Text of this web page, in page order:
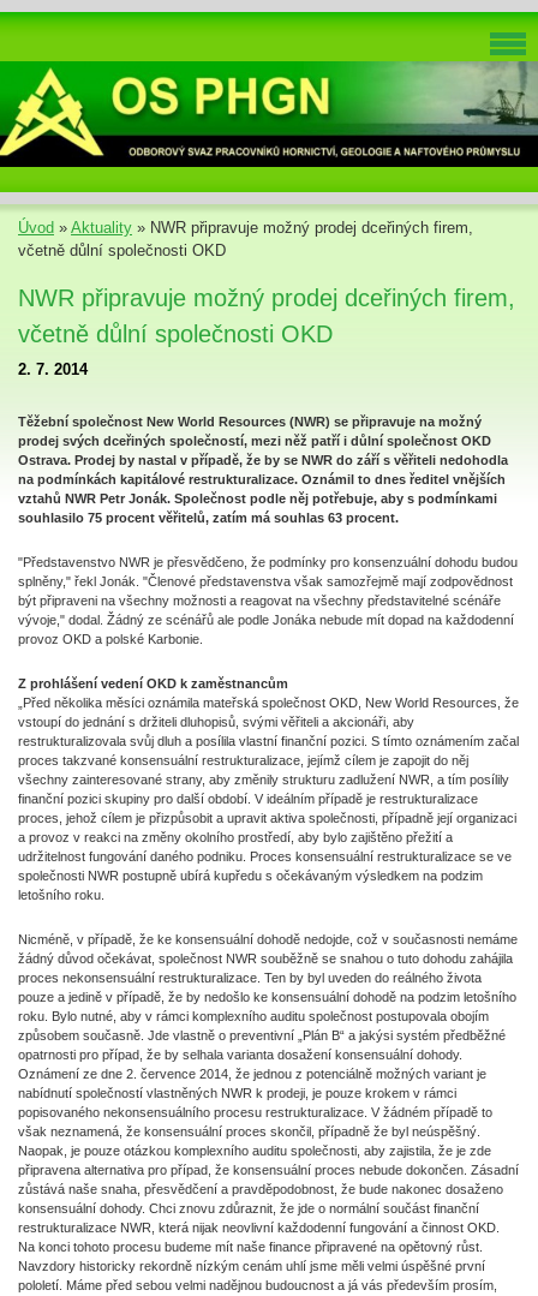
Úvod » Aktuality » NWR připravuje možný prodej dceřiných firem,
včetně důlní společnosti OKD
NWR připravuje možný prodej dceřiných firem,
včetně důlní společnosti OKD
2. 7. 2014
Těžební společnost New World Resources (NWR) se připravuje na možný
prodej svých dceřiných společností, mezi něž patří i důlní společnost OKD
Ostrava. Prodej by nastal v případě, že by se NWR do září s věřiteli nedohodla
na podmínkách kapitálové restrukturalizace. Oznámil to dnes ředitel vnějších
vztahů NWR Petr Jonák. Společnost podle něj potřebuje, aby s podmínkami
souhlasilo 75 procent věřitelů, zatím má souhlas 63 procent.
"Představenstvo NWR je přesvědčeno, že podmínky pro konsenzuální dohodu budou
splněny," řekl Jonák. "Členové představenstva však samozřejmě mají zodpovědnost
být připraveni na všechny možnosti a reagovat na všechny představitelné scénáře
vývoje," dodal. Žádný ze scénářů ale podle Jonáka nebude mít dopad na každodenní
provoz OKD a polské Karbonie.
Z prohlášení vedení OKD k zaměstnancům
„Před několika měsíci oznámila mateřská společnost OKD, New World Resources, že
vstoupí do jednání s držiteli dluhopisů, svými věřiteli a akcionáři, aby
restrukturalizovala svůj dluh a posílila vlastní finanční pozici. S tímto oznámením začal
proces takzvané konsensuální restrukturalizace, jejímž cílem je zapojit do něj
všechny zainteresované strany, aby změnily strukturu zadlužení NWR, a tím posílily
finanční pozici skupiny pro další období. V ideálním případě je restrukturalizace
proces, jehož cílem je přizpůsobit a upravit aktiva společnosti, případně její organizaci
a provoz v reakci na změny okolního prostředí, aby bylo zajištěno přežití a
udržitelnost fungování daného podniku. Proces konsensuální restrukturalizace se ve
společnosti NWR postupně ubírá kupředu s očekávaným výsledkem na podzim
letošního roku.
Nicméně, v případě, že ke konsensuální dohodě nedojde, což v současnosti nemáme
žádný důvod očekávat, společnost NWR souběžně se snahou o tuto dohodu zahájila
proces nekonsensuální restrukturalizace. Ten by byl uveden do reálného života
pouze a jedině v případě, že by nedošlo ke konsensuální dohodě na podzim letošního
roku. Bylo nutné, aby v rámci komplexního auditu společnost postupovala obojím
způsobem současně. Jde vlastně o preventivní „Plán B“ a jakýsi systém předběžné
opatrnosti pro případ, že by selhala varianta dosažení konsensuální dohody.
Oznámení ze dne 2. července 2014, že jednou z potenciálně možných variant je
nabídnutí společností vlastněných NWR k prodeji, je pouze krokem v rámci
popisovaného nekonsensuálního procesu restrukturalizace. V žádném případě to
však neznamená, že konsensuální proces skončil, případně že byl neúspěšný.
Naopak, je pouze otázkou komplexního auditu společnosti, aby zajistila, že je zde
připravena alternativa pro případ, že konsensuální proces nebude dokončen. Zásadní
zůstává naše snaha, přesvědčení a pravděpodobnost, že bude nakonec dosaženo
konsensuální dohody. Chci znovu zdůraznit, že jde o normální součást finanční
restrukturalizace NWR, která nijak neovlivní každodenní fungování a činnost OKD.
Na konci tohoto procesu budeme mít naše finance připravené na opětovný růst.
Navzdory historicky rekordně nízkým cenám uhlí jsme měli velmi úspěšné první
pololetí. Máme před sebou velmi nadějnou budoucnost a já vás především prosím,